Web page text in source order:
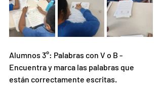
Alumnos 3°: Palabras con V o B -
Encuentra y marca las palabras que
están correctamente escritas.